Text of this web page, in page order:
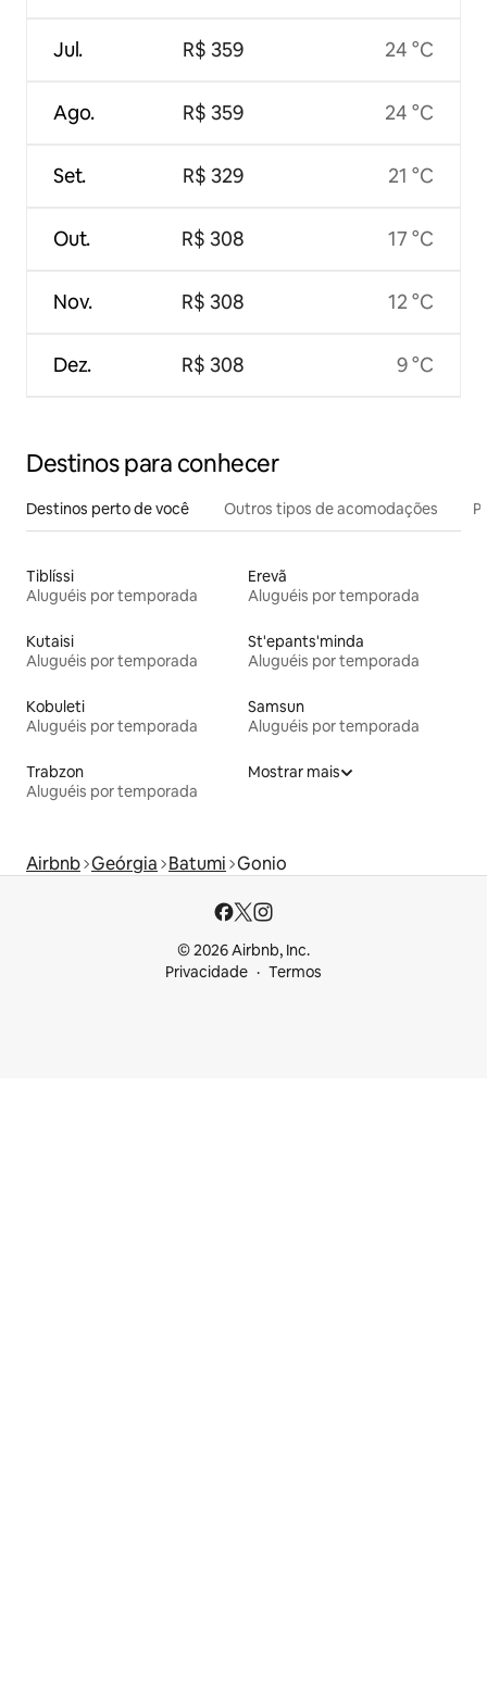
Jul.
Ago.
Set.
Out.
Nov.
Dez.
R$ 359
R$ 359
R$ 329
R$ 308
R$ 308
R$ 308
24 °C
24 °C
21 °C
17 °C
12 °C
9 °C
Destinos para conhecer
Destinos perto de você Outros tipos de acomodações
Tiblíssi
Aluguéis por temporada
Erevã
Aluguéis por temporada
Kutaisi
Aluguéis por temporada
St'epants'minda
Aluguéis por temporada
Kobuleti
Aluguéis por temporada
Samsun
Aluguéis por temporada
Trabzon
Aluguéis por temporada
Mostrar mais
Airbnb Geórgia Batumi Gonio
© 2026 Airbnb, Inc.
Privacidade
Termos